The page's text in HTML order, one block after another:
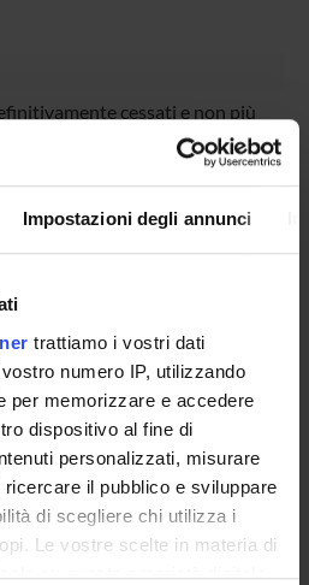
Impostazioni degli annunci
trattiamo i vostri dati
numero IP, utilizzando
per memorizzare e accedere
dispositivo al fine di
personalizzati, misurare
il pubblico e sviluppare
di scegliere chi utilizza i
Le vostre scelte in materia di
su questa proprietà digitale
cessati e non più
Non è prevista alcuna
di iscrizione.
DISATTIVATO
audio digitali
comunicazione
DISATTIVATO
professionale in